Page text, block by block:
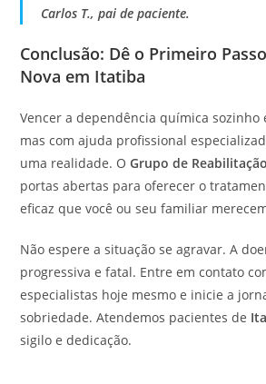
Carlos T., pai de paciente.
Conclusão: Dê o Primeiro
Nova em Itatiba
Vencer a dependência química sozinho
mas com ajuda profissional
uma realidade. OGrupo de Reabilitação
portas abertas para oferecer o
eficaz que você ou seu familiar
Não espere a situação se agravar. A
progressiva e fatal. Entre em contato
especialistas hoje mesmo e inicie a
sobriedade. Atendemos pacientes de
sigilo e dedicação.